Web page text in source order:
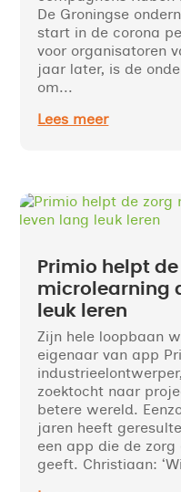
De Groningse
start in de corona
voor organisatoren
jaar later, is de
om...
Lees meer
Primio helpt
microlearning
leuk leren
Zijn hele loopbaan
eigenaar van app
zoektocht naar
betere wereld.
jaren heeft
een app die de zorg
geeft. Christiaan: